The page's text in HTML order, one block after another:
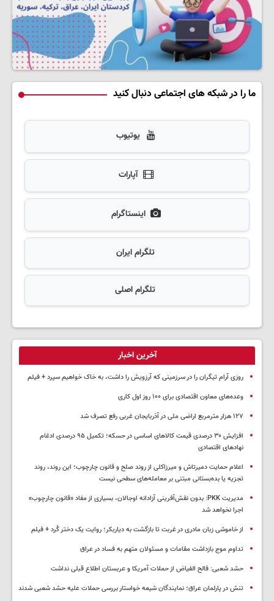
ما را در شبکه های اجتماعی دنبال کنید
یوتیوب
آپارات
اینستاگرام
تلگرام ایران
تلگرام اصلی
آخرین اخبار
روزی آرام تیگران را در سرزمینی که آرزویش را داشت، به خاک خواهیم سپرد + فیلم
وعده‌های معاون اقتصادی برای ۱۰۰ روز اول کاری
۱۲۷ هزار مترمربع اراضی ملی در آذربایجان غربی رفع تصرف شد
افزایش ۳۰ درصدی قیمت کالاهای اساسی در حسکه؛ تکمیل ۹۵ درصدی ادغام
نهادهای اقتصادی
اعلام حمایت دمیرتاش و میرزاکلی از روند صلح و قانون چارچوب؛ این روند، روند
تجزیه یا بده‌بستانی مبتنی بر معامله‌های سطحی نیست
مدیریت PKK: بدون نقش‌آفرینی آزادانه اوجالان، بسیاری از مفاد «قانون چارچوب»
اجرا نخواهد شد
از خاموشی زبان مادری در غربت تا بازگشت به دیاربکر؛ روایت یک دختر کُرد + فیلم
تداوم موج بازداشت مقامات و مسئولان متهم به فساد در عراق
حشد شعبی: فالح الفیاض از حملات آمریکا و عربستان اطلاع قبلی نداشت
تنش در پارلمان عراق؛ نمایندگان شیعه خواستار بررسی حملات علیه حشد شعبی شدند